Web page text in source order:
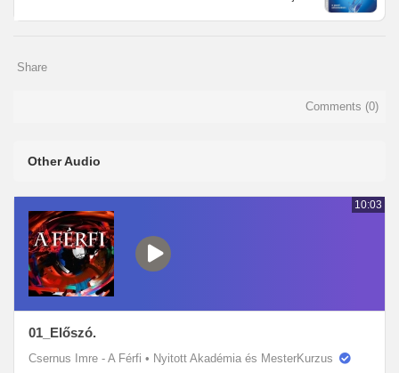
Share
Comments (0)
Other Audio
10:03
01_Előszó.
Csernus Imre - A Férfi • Nyitott Akadémia és MesterKurzus